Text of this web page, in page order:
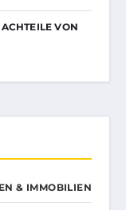
VON
& IMMOBILIEN